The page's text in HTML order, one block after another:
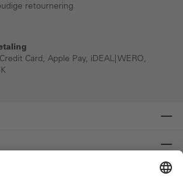
retournering
Card, Apple Pay, iDEAL| WERO,